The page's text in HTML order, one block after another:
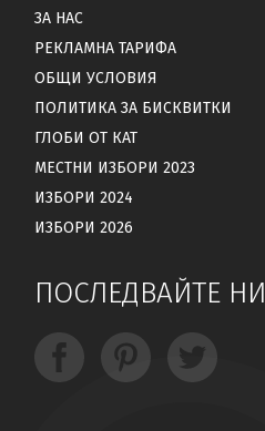
ЗА НАС
РЕКЛАМНА ТАРИФА
ОБЩИ УСЛОВИЯ
ПОЛИТИКА ЗА БИСКВИТКИ
ГЛОБИ ОТ КАТ
МЕСТНИ ИЗБОРИ 2023
ИЗБОРИ 2024
ИЗБОРИ 2026
ПОСЛЕДВАЙТЕ НИ